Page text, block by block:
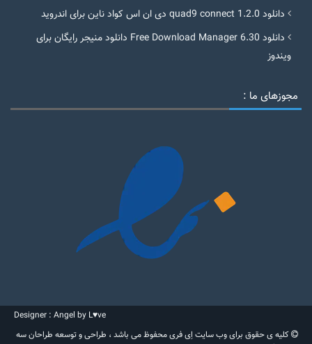
دانلود quad9 connect 1.2.0 دی ان اس کواد ناین برای اندروید
دانلود Free Download Manager 6.30 دانلود منیجر رایگان برای
ویندوز
مجوزهای ما :
Designer : Angel by L♥ve
کلیه ی حقوق برای وب سایت اِی فری محفوظ می باشد ، طراحی و توسعه طراحان سه